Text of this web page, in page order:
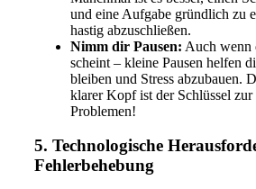
und eine Aufgabe gründlich zu
hastig abzuschließen.
Nimm dir Pausen: Auch wenn
scheint – kleine Pausen helfen
bleiben und Stress abzubauen.
klarer Kopf ist der Schlüssel
Problemen!
5. Technologische
Fehlerbehebung